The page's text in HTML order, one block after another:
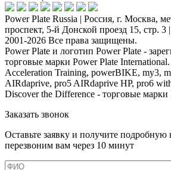
Power Plate Russia | Россия, г. Москва,
проспект, 5-й Донской проезд 15, стр.
2001-2026 Все права защищены.
Power Plate и логотип Power Plate -
торговые марки Power Plate
Acceleration Training, powerBIKE, my3,
AIRdaprive, pro5 AIRdaprive HP, pro6
Discover the Difference - торговые марки
Заказать звонок
Оставьте заявку и получите
перезвоним вам через 10 минут